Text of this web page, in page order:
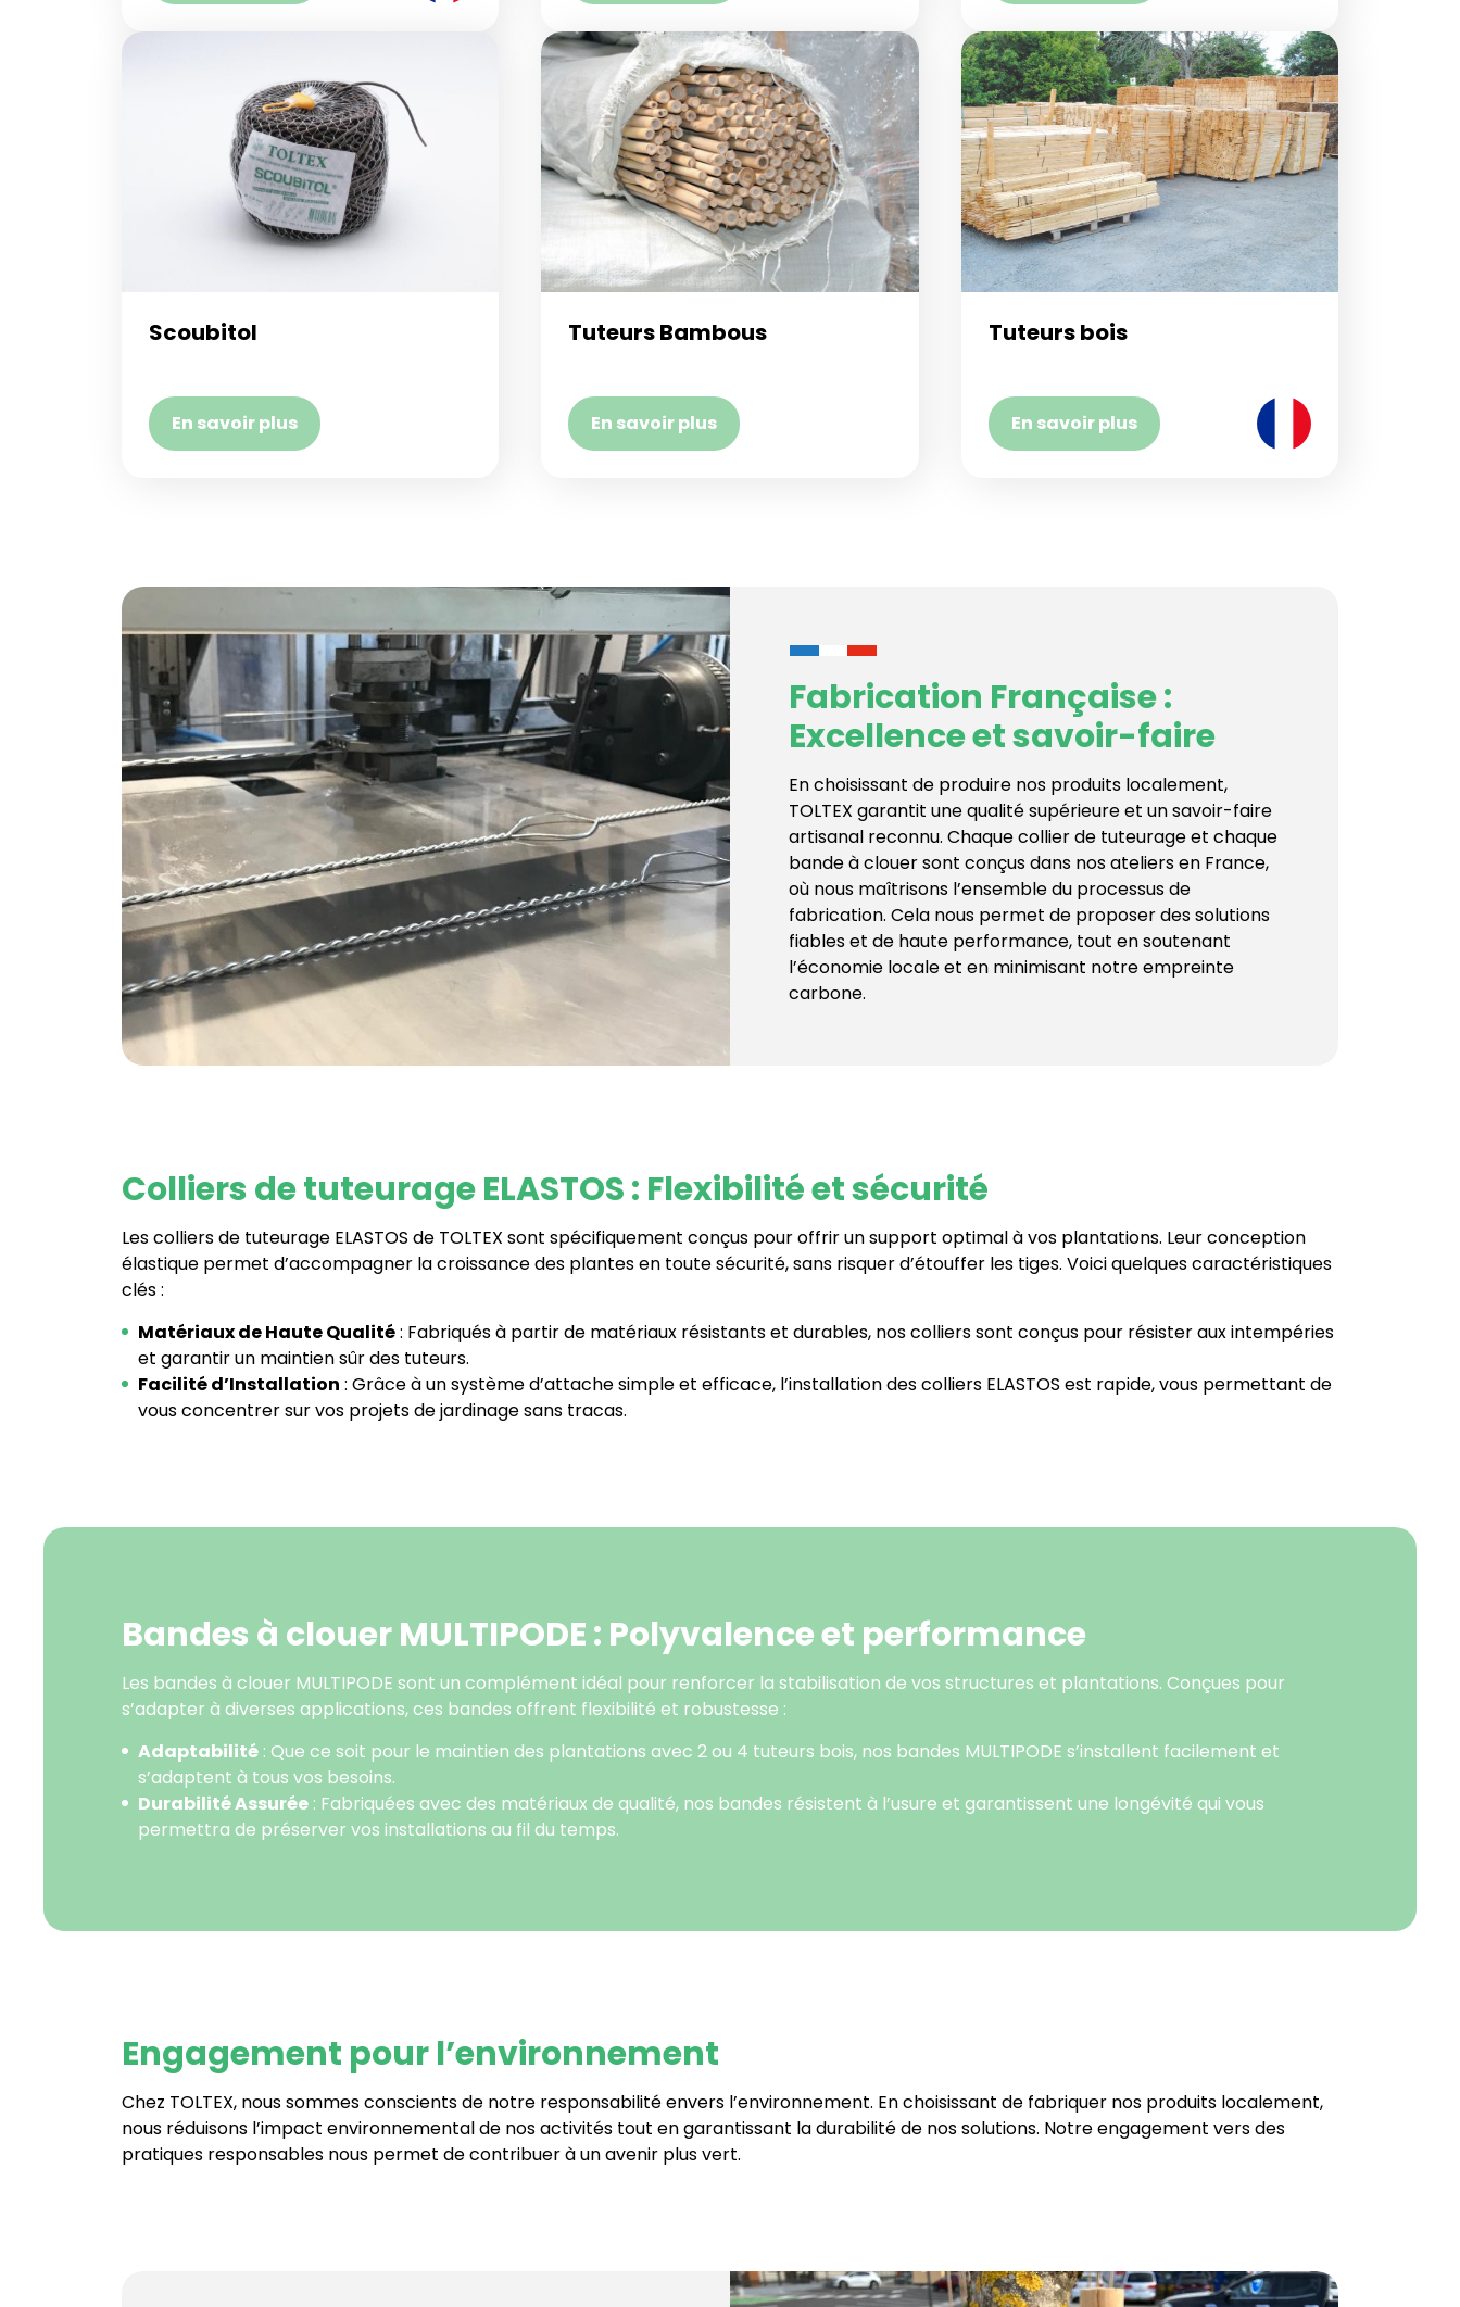
Scoubitol
En savoir plus
Tuteurs Bambous
En savoir plus
Tuteurs bois
En savoir plus
Fabrication Française :
Excellence et savoir-faire
En choisissant de produire nos produits localement,
TOLTEX garantit une qualité supérieure et un savoir-faire
artisanal reconnu. Chaque collier de tuteurage et chaque
bande à clouer sont conçus dans nos ateliers en France,
où nous maîtrisons l’ensemble du processus de
fabrication. Cela nous permet de proposer des solutions
fiables et de haute performance, tout en soutenant
l’économie locale et en minimisant notre empreinte
carbone.
Colliers de tuteurage ELASTOS : Flexibilité et sécurité
Les colliers de tuteurage ELASTOS de TOLTEX sont spécifiquement conçus pour offrir un support optimal à vos plantations. Leur conception
élastique permet d’accompagner la croissance des plantes en toute sécurité, sans risquer d’étouffer les tiges. Voici quelques caractéristiques
clés :
Matériaux de Haute Qualité: Fabriqués à partir de matériaux résistants et durables, nos colliers sont conçus pour résister aux intempéries
et garantir un maintien sûr des tuteurs.
Facilité d’Installation : Grâce à un système d’attache simple et efficace, l’installation des colliers ELASTOS est rapide, vous permettant de
vous concentrer sur vos projets de jardinage sans tracas.
Bandes à clouer MULTIPODE : Polyvalence et performance
Les bandes à clouer MULTIPODE sont un complément idéal pour renforcer la stabilisation de vos structures et plantations. Conçues pour
s’adapter à diverses applications, ces bandes offrent flexibilité et robustesse :
Adaptabilité : Que ce soit pour le maintien des plantations avec 2 ou 4 tuteurs bois, nos bandes MULTIPODE s’installent facilement et
s’adaptent à tous vos besoins.
Durabilité Assurée : Fabriquées avec des matériaux de qualité, nos bandes résistent à l’usure et garantissent une longévité qui vous
permettra de préserver vos installations au fil du temps.
Engagement pour l’environnement
Chez TOLTEX, nous sommes conscients de notre responsabilité envers l’environnement. En choisissant de fabriquer nos produits localement,
nous réduisons l’impact environnemental de nos activités tout en garantissant la durabilité de nos solutions. Notre engagement vers des
pratiques responsables nous permet de contribuer à un avenir plus vert.